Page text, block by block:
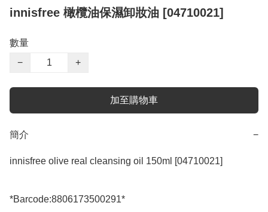
innisfree 橄欖油保濕卸妝油 [04710021]
數量
−
+
加至購物車
簡介 −
innisfree olive real cleansing oil 150ml [04710021]
*Barcode:8806173500291*